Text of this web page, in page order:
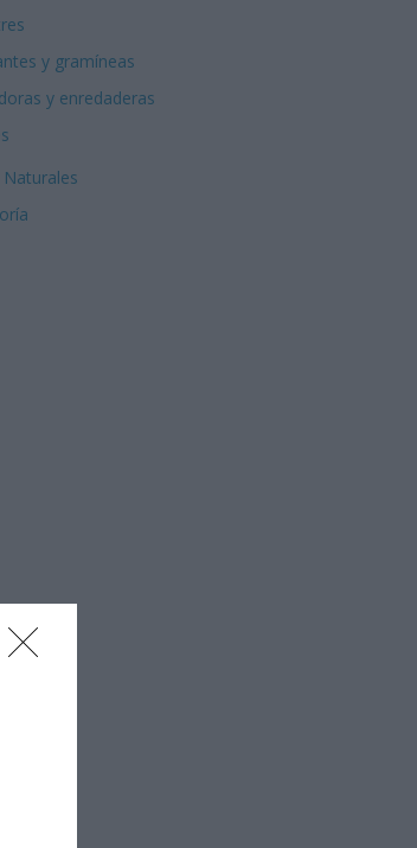
y gramíneas
y enredaderas
Naturales